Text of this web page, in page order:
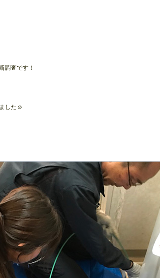
調査です！
した☺